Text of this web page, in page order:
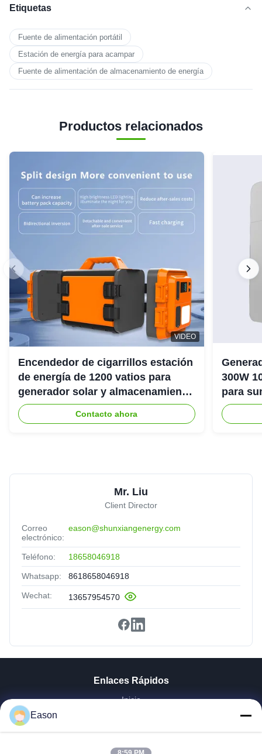
Etiquetas
Fuente de alimentación portátil
Estación de energía para acampar
Fuente de alimentación de almacenamiento de energía
Productos relacionados
VIDEO
Encendedor de cigarrillos estación
de energía de 1200 vatios para
generador solar y almacenamiento
de energía
Contacto ahora
300W
para
Mr. Liu
Client Director
Correo
electrónico:
eason@shunxiangenergy.com
Teléfono: 18658046918
Whatsapp: 8618658046918
Wechat: 13657954570
Enlaces Rápidos
Inicio
Videos
Eason